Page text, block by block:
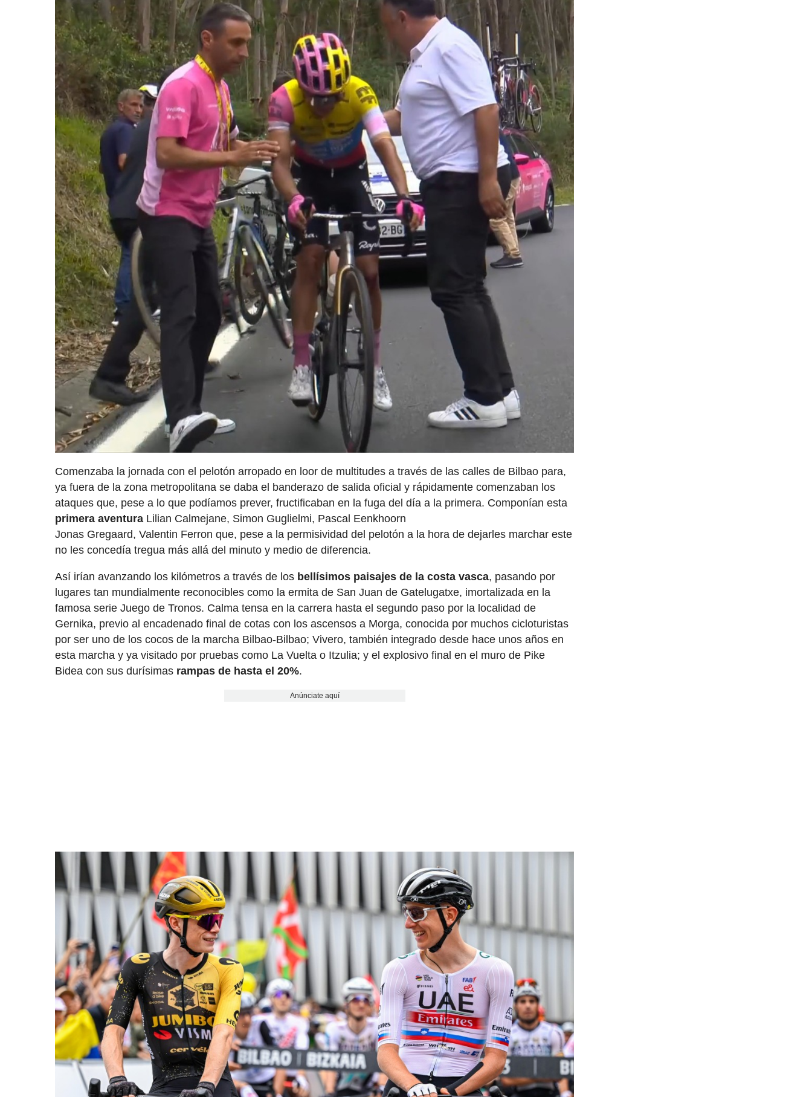
Comenzaba la jornada con el pelotón arropado en loor de multitudes a través de las calles de Bilbao para,
ya fuera de la zona metropolitana se daba el banderazo de salida oficial y rápidamente comenzaban los
ataques que, pese a lo que podíamos prever, fructificaban en la fuga del día a la primera. Componían esta
primera aventura Lilian Calmejane, Simon Guglielmi, Pascal Eenkhoorn
Jonas Gregaard, Valentin Ferron que, pese a la permisividad del pelotón a la hora de dejarles marchar este
no les concedía tregua más allá del minuto y medio de diferencia.
Así irían avanzando los kilómetros a través de los bellísimos paisajes de la costa vasca, pasando por
lugares tan mundialmente reconocibles como la ermita de San Juan de Gatelugatxe, imortalizada en la
famosa serie Juego de Tronos. Calma tensa en la carrera hasta el segundo paso por la localidad de
Gernika, previo al encadenado final de cotas con los ascensos a Morga, conocida por muchos cicloturistas
por ser uno de los cocos de la marcha Bilbao-Bilbao; Vivero, también integrado desde hace unos años en
esta marcha y ya visitado por pruebas como La Vuelta o Itzulia; y el explosivo final en el muro de Pike
Bidea con sus durísimas rampas de hasta el 20%.
Anúnciate aquí